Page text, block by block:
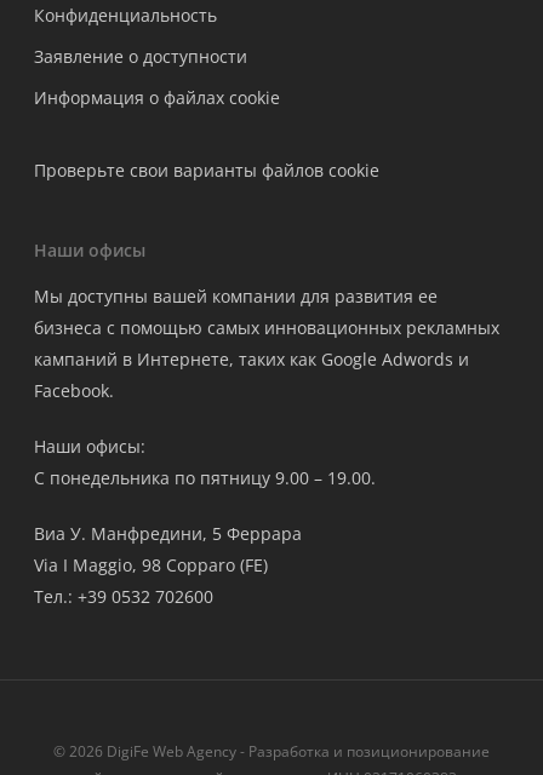
Конфиденциальность
Заявление о доступности
Информация о файлах cookie
Проверьте свои варианты файлов cookie
Наши офисы
Мы доступны вашей компании для развития ее
бизнеса с помощью самых инновационных рекламных
кампаний в Интернете, таких как Google Adwords и
Facebook.
Наши офисы:
С понедельника по пятницу 9.00 – 19.00.
Виа У. Манфредини, 5 Феррара
Via I Maggio, 98 Copparo (FE)
Тел.: +39 0532 702600
© 2026 DigiFe Web Agency - Разработка и позиционирование